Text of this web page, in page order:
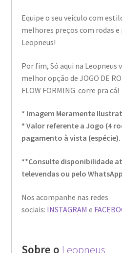
Equipe o seu veículo com
melhores preços com rodas e
Leopneus!
Por fim, Só aqui na Leopneus
melhor opção de JOGO DE
FLOW FORMING corre pra cá!
* Imagem Meramente
* Valor referente a Jogo (4
pagamento à vista (espécie).
**Consulte disponibilidade
televendas ou pelo
Nos acompanhe nas redes
sociais: INSTAGRAM e
Sobre o Leopneus